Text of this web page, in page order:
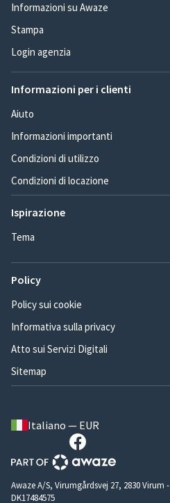
Informazioni su Awaze
Stampa
Login agenzia
Informazioni per i clienti
Aiuto
Informazioni importanti
Condizioni di utilizzo
Condizioni di locazione
Ispirazione
Tema
Policy
Policy sui cookie
Informativa sulla privacy
Atto sui Servizi Digitali
Sitemap
Italiano — EUR
Awaze A/S, Virumgårdsvej 27, 2830
DK17484575